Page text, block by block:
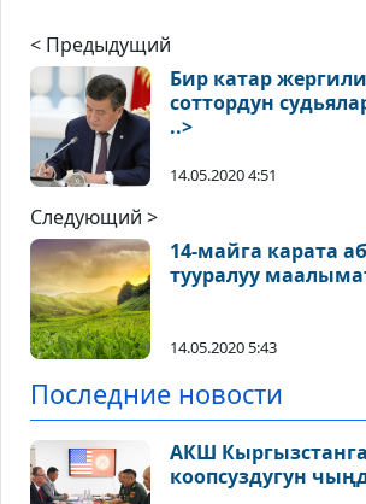
< Предыдущий
Бир катар
соттордун
..>
14.05.2020 4:51
Следующий >
14-майга карата
тууралуу
14.05.2020 5:43
Последние новости
АКШ